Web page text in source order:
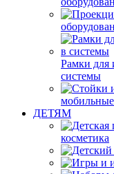
Рамки для
системы
ДЕТЯМ
косметика